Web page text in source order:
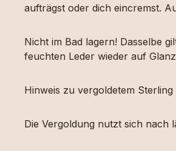
aufträgst oder dich eincremst.
Nicht im Bad lagern! Dasselbe
feuchten Leder wieder auf
Hinweis zu vergoldetem
Die Vergoldung nutzt sich nach